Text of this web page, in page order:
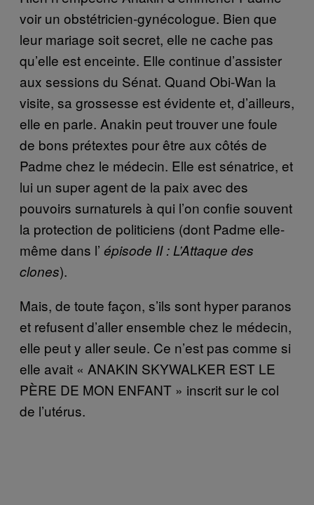
voir un obstétricien-gynécologue. Bien que
leur mariage soit secret, elle ne cache pas
qu’elle est enceinte. Elle continue d’assister
aux sessions du Sénat. Quand Obi-Wan la
visite, sa grossesse est évidente et, d’ailleurs,
elle en parle. Anakin peut trouver une foule
de bons prétextes pour être aux côtés de
Padme chez le médecin. Elle est sénatrice, et
lui un super agent de la paix avec des
pouvoirs surnaturels à qui l’on confie souvent
la protection de politiciens (dont Padme elle-
même dans l’ épisode II : L’Attaque des
clones).
Mais, de toute façon, s’ils sont hyper paranos
et refusent d’aller ensemble chez le médecin,
elle peut y aller seule. Ce n’est pas comme si
elle avait « ANAKIN SKYWALKER EST LE
PÈRE DE MON ENFANT » inscrit sur le col
de l’utérus.